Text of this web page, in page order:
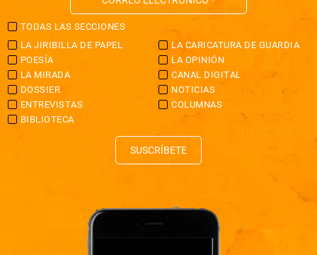
TODAS LAS SECCIONES
LA JIRIBILLA DE PAPEL
LA CARICATURA DE GUARDIA
POESÍA
LA OPINIÓN
LA MIRADA
CANAL DIGITAL
DOSSIER
NOTICIAS
ENTREVISTAS
COLUMNAS
BIBLIOTECA
SUSCRÍBETE